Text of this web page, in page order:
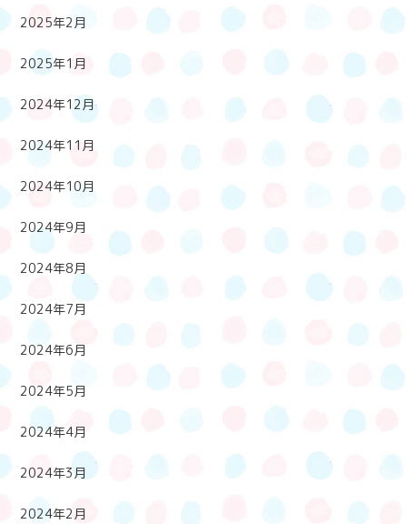
2025年2月
2025年1月
2024年12月
2024年11月
2024年10月
2024年9月
2024年8月
2024年7月
2024年6月
2024年5月
2024年4月
2024年3月
2024年2月